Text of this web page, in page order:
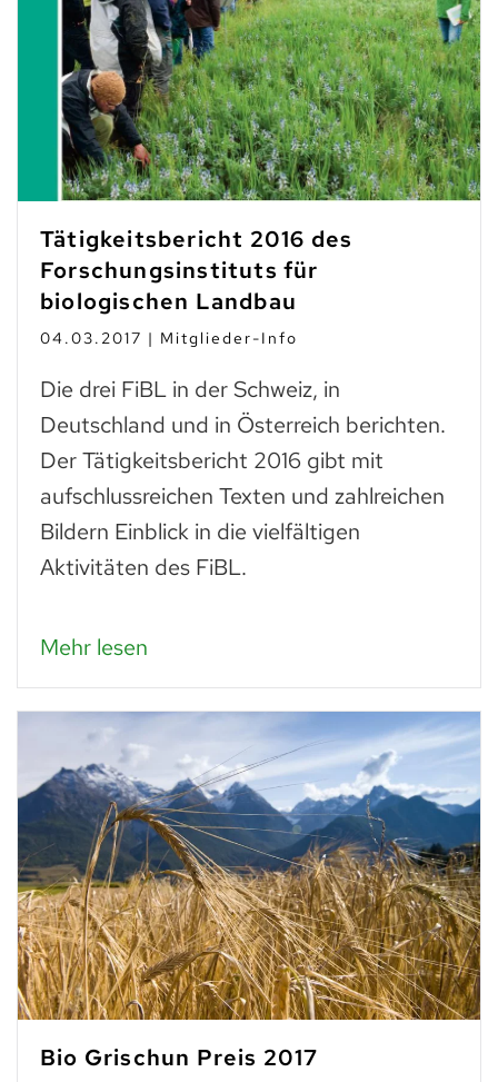
Tätigkeitsbericht 2016 des
Forschungsinstituts für
biologischen Landbau
04.03.2017 | Mitglieder-Info
Die drei FiBL in der Schweiz, in
Deutschland und in Österreich berichten.
Der Tätigkeitsbericht 2016 gibt mit
aufschlussreichen Texten und zahlreichen
Bildern Einblick in die vielfältigen
Aktivitäten des FiBL.
Mehr lesen
Bio Grischun Preis 2017